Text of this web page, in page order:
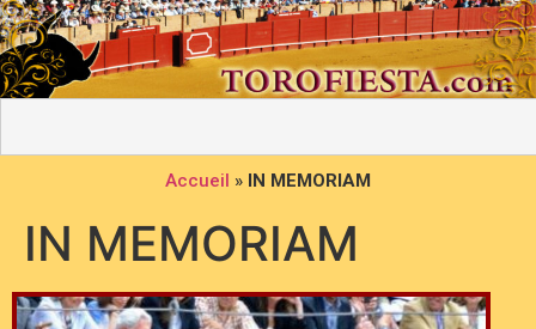
Accueil » IN MEMORIAM
IN MEMORIAM